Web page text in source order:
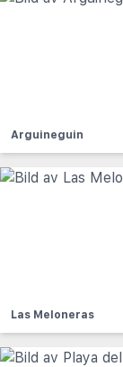
Arguineguin
Las Meloneras